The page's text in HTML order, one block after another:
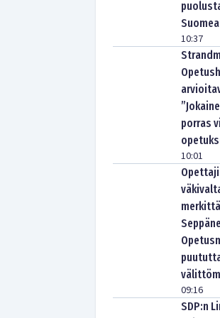
Suomea
10:37
porras
10:01
09:16
SDP:n